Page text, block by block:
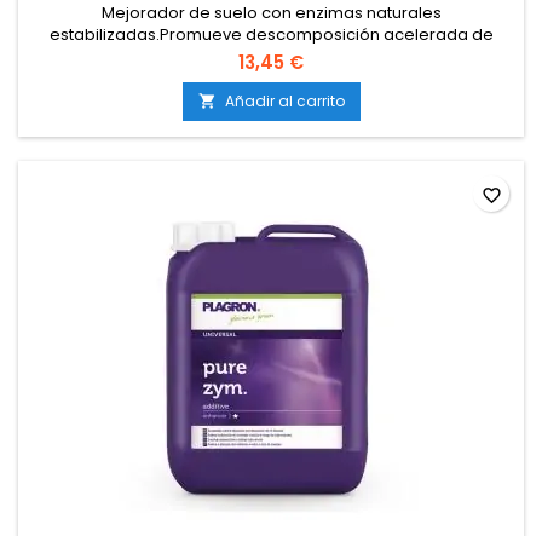
Mejorador de suelo con enzimas naturales
estabilizadas.Promueve descomposición acelerada de
materia vegetal muerta.Estimula la vida microbiana del
sustrato y la absorción de nutrientes.Aumenta la capacidad
de absorción de oxígeno del medio.Alta concentración:
mezcla 1:1.000.Compatible con tierra y coco; no apto para
cultivos hidropónicos...
13,45 €
 Añadir al carrito
favorite_border